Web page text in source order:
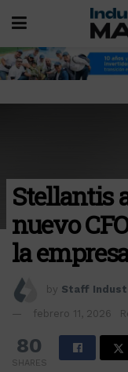
Stellantis
nuevo
la
by Staff
febrero 11, 2026
80
SHARES